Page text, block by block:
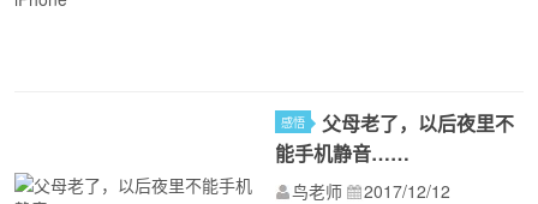
感悟
父母老了，以后夜里不
能手机静音……
鸟老师 2017/12/12